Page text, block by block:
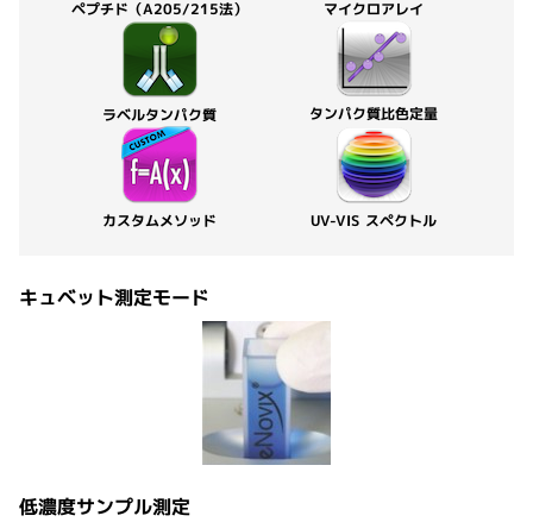
ペプチド（A205/215法） マイクロアレイ
ラベルタンパク質 タンパク質比色定量
カスタムメソッド UV-VIS スペクトル
キュベット測定モード
低濃度サンプル測定